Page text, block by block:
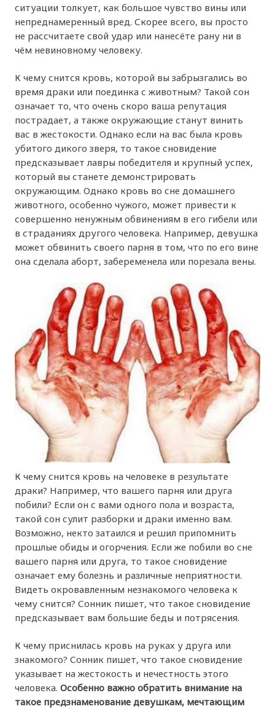
ситуации толкует, как большое чувство вины или
непреднамеренный вред. Скорее всего, вы просто
не рассчитаете свой удар или нанесёте рану ни в
чём невиновному человеку.
К чему снится кровь, которой вы забрызгались во
время драки или поединка с животным? Такой сон
означает то, что очень скоро ваша репутация
пострадает, а также окружающие станут винить
вас в жестокости. Однако если на вас была кровь
убитого дикого зверя, то такое сновидение
предсказывает лавры победителя и крупный успех,
который вы станете демонстрировать
окружающим. Однако кровь во сне домашнего
животного, особенно чужого, может привести к
совершенно ненужным обвинениям в его гибели или
в страданиях другого человека. Например, девушка
может обвинить своего парня в том, что по его вине
она сделала аборт, забеременела или порезала вены.
К чему снится кровь на человеке в результате
драки? Например, что вашего парня или друга
побили? Если он с вами одного пола и возраста,
такой сон сулит разборки и драки именно вам.
Возможно, некто затаился и решил припомнить
прошлые обиды и огорчения. Если же побили во сне
вашего парня или друга, то такое сновидение
означает ему болезнь и различные неприятности.
Видеть окровавленным незнакомого человека к
чему снится? Сонник пишет, что такое сновидение
предсказывает вам большие беды и потрясения.
К чему приснилась кровь на руках у друга или
знакомого? Сонник пишет, что такое сновидение
указывает на жестокость и нечестность этого
человека.Особенно важно обратить внимание на
такое предзнаменование девушкам, мечтающим